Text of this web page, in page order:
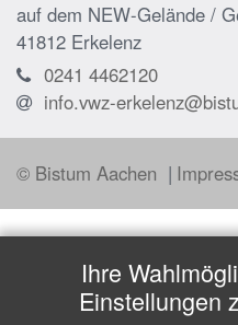
auf dem NEW-Gelände /
41812 Erkelenz
0241 4462120
info.vwz-
© Bistum Aachen
Ihre
Einstellungen